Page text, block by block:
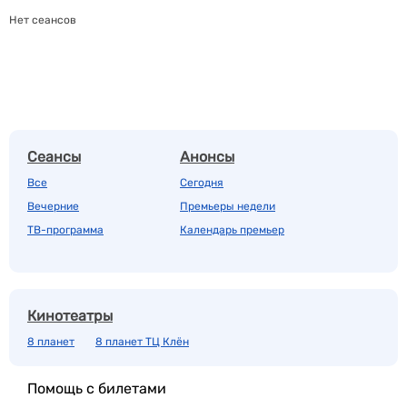
Нет сеансов
Сеансы
Все
Вечерние
ТВ-программа
Анонсы
Сегодня
Премьеры недели
Календарь премьер
Кинотеатры
8 планет 8 планет ТЦ Клён
Помощь с билетами